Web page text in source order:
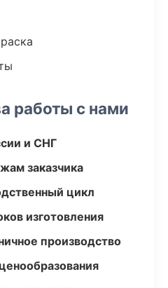
работы с нами
и СНГ
заказчика
цикл
изготовления
производство